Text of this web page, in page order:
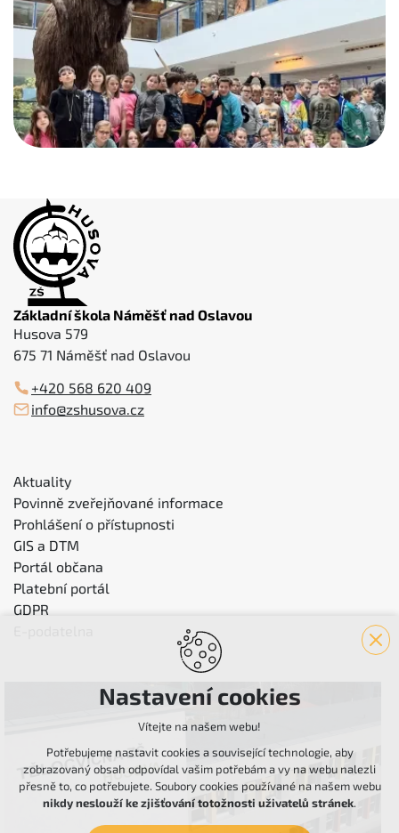
Základní škola Náměšť nad Oslavou
Husova 579
675 71 Náměšť nad Oslavou
+420 568 620 409
info@zshusova.cz
Aktuality
Povinně zveřejňované informace
Prohlášení o přístupnosti
GIS a DTM
Portál občana
Platební portál
GDPR
Nastavení cookies
Vítejte na našem webu!
Potřebujeme nastavit cookies a související technologie, aby
zobrazovaný obsah odpovídal vašim potřebám a vy na webu nalezli
přesně to, co potřebujete. Soubory cookies používané na našem webu
nikdy neslouží ke zjišťování totožnosti uživatelů stránek.